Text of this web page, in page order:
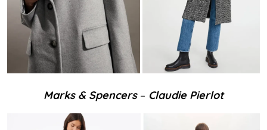
Marks & Spencers– Claudie Pierlot